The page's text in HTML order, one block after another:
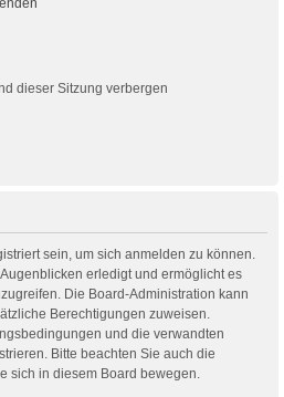
dieser Sitzung verbergen
sein, um sich anmelden zu können.
erledigt und ermöglicht es
Die Board-Administration kann
Berechtigungen zuweisen.
und die verwandten
Bitte beachten Sie auch die
sich in diesem Board bewegen.